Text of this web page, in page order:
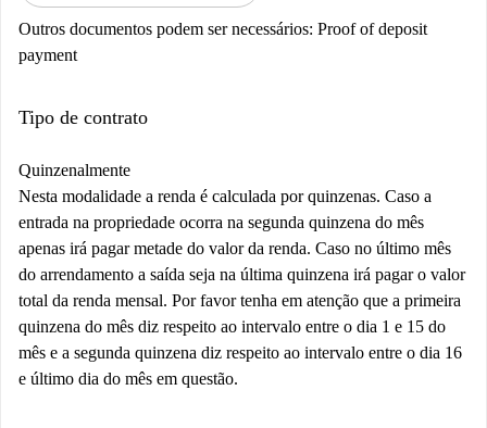
Outros documentos podem ser necessários: Proof of deposit
payment
Tipo de contrato
Quinzenalmente
Nesta modalidade a renda é calculada por quinzenas. Caso a
entrada na propriedade ocorra na segunda quinzena do mês
apenas irá pagar metade do valor da renda. Caso no último mês
do arrendamento a saída seja na última quinzena irá pagar o valor
total da renda mensal. Por favor tenha em atenção que a primeira
quinzena do mês diz respeito ao intervalo entre o dia 1 e 15 do
mês e a segunda quinzena diz respeito ao intervalo entre o dia 16
e último dia do mês em questão.